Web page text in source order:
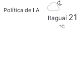
Política de I.A
Itaguaí 21
℃